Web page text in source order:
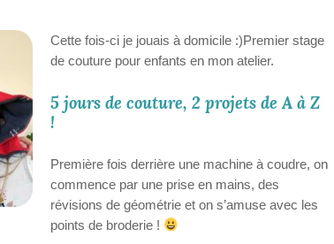
Cette fois-ci je jouais à domicile :)Premier stage
de couture pour enfants en mon atelier.
5 jours de couture, 2 projets de A à Z
!
Première fois derrière une machine à coudre, on
commence par une prise en mains, des
révisions de géométrie et on s’amuse avec les
points de broderie !